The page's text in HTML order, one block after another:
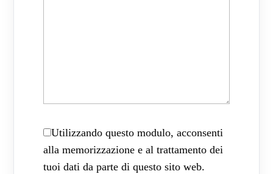
Utilizzando questo modulo, acconsenti
alla memorizzazione e al trattamento dei
tuoi dati da parte di questo sito web.